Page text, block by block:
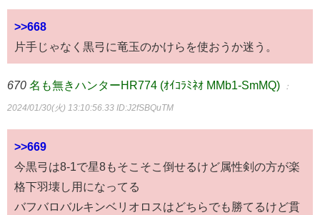
>>668
片手じゃなく黒弓に竜玉のかけらを使おうか迷う。
670 名も無きハンターHR774 (ｵｲｺﾗﾐﾈｵ MMb1-SmMQ) ：
2024/01/30(火) 13:10:56.33 ID:J2fSBQuTM
>>669
今黒弓は8-1で星8もそこそこ倒せるけど属性剣の方が楽
格下羽壊し用になってる
バフバロバルキンベリオロスはどちらでも勝てるけど貫